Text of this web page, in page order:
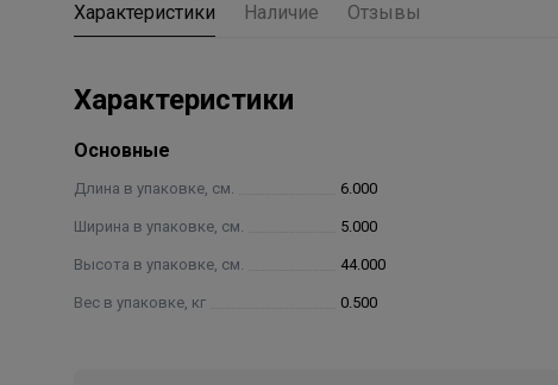
Характеристики Наличие Отзывы
Характеристики
Основные
Длина в упаковке, см. 6.000
Ширина в упаковке, см. 5.000
Высота в упаковке, см. 44.000
Вес в упаковке, кг 0.500